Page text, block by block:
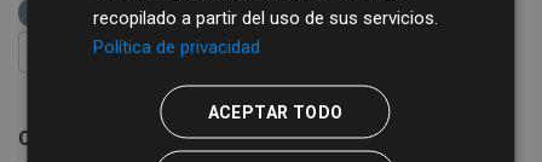
diputación de salamanca
ganadería
FILTRAR RESULTADOS
Cotizaciones semanales de la Lonja de Salamanca
recopilado a partir del uso de sus servicios.
Política de privacidad
ACEPTAR TODO